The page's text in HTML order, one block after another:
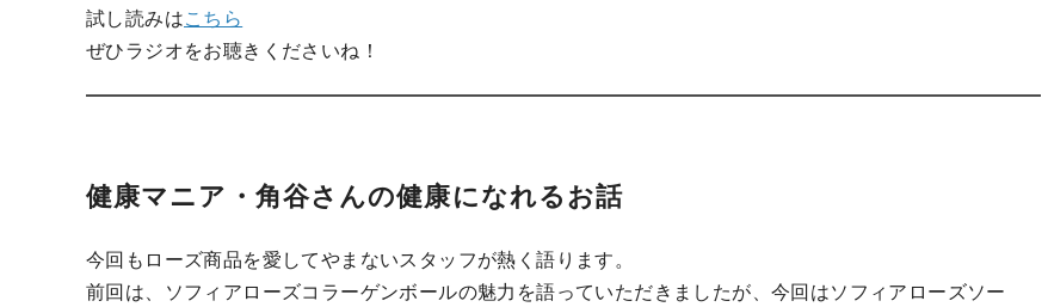
試し読みはこちら
ぜひラジオをお聴きくださいね！
健康マニア・角谷さんの健康になれるお話
今回もローズ商品を愛してやまないスタッフが熱く語ります。
前回は、ソフィアローズコラーゲンボールの魅力を語っていただきましたが、今回はソフィアローズソー